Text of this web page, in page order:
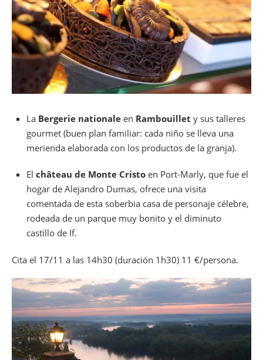
La Bergerie nationale en Rambouillet y sus talleres
gourmet (buen plan familiar: cada niño se lleva una
merienda elaborada con los productos de la granja).
El château de Monte Cristo en Port-Marly, que fue el
hogar de Alejandro Dumas, ofrece una visita
comentada de esta soberbia casa de personaje célebre,
rodeada de un parque muy bonito y el diminuto
castillo de If.
Cita el 17/11 a las 14h30 (duración 1h30) 11 €/persona.